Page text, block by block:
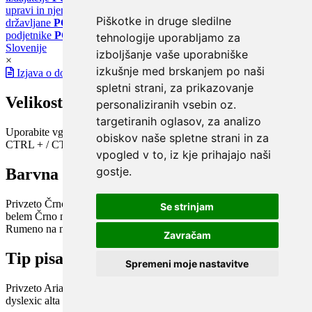
Piškotke in druge sledilne
tehnologije uporabljamo za
izboljšanje vaše uporabniške
izkušnje med brskanjem po naši
spletni strani, za prikazovanje
personaliziranih vsebin oz.
targetiranih oglasov, za analizo
obiskov naše spletne strani in za
vpogled v to, iz kje prihajajo naši
gostje.
Se strinjam
Zavračam
Spremeni moje nastavitve
upravi in njenih storitvah
državljane PORTAL SPOT Državni portal za podjetja in
podjetnike PORTAL OPSI Državni portal odprtih podatkov
Slovenije
×
Izjava o dostopnosti
Velikost pisave
Uporabite vgrajeno funkcijo brskalnika
CTRL + / CTRL -
Barvna shema
Privzeto Črno na belem Belo na črnem Črno na bež
belem Črno na zelenem
Modro na rumenem
Rumeno na modrem
Turkizno na črnem Črno na vijoličnem
Tip pisave
Privzeto Arial
dyslexic alta